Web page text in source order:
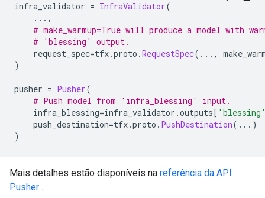
infra_validator = InfraValidator(
...,
# make_warmup=True will produce a model with
# 'blessing' output.
request_spec=tfx.proto .RequestSpec(...,
)
pusher = Pusher(
# Push model from 'infra_blessing' input.
infra_blessing=infra_validator .outputs[
push_destination=tfx.proto . PushDestination(...)
)
Mais detalhes estão disponíveis na referência da API
Pusher .